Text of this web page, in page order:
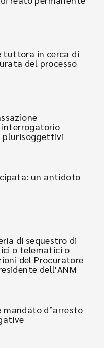
tuttora in cerca di
del processo
plurisoggettivi
un antidoto
di sequestro di
o telematici o
del Procuratore
dell'ANM
mandato d’arresto